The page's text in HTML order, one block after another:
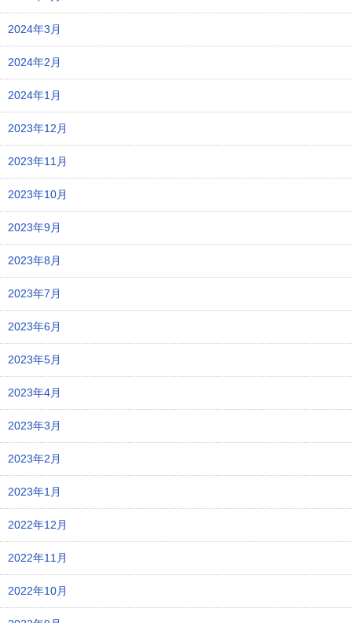
2024年3月
2024年2月
2024年1月
2023年12月
2023年11月
2023年10月
2023年9月
2023年8月
2023年7月
2023年6月
2023年5月
2023年4月
2023年3月
2023年2月
2023年1月
2022年12月
2022年11月
2022年10月